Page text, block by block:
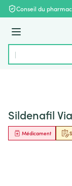
Aller au contenu
Conseil du
Menu
Rechercher
Sildenafil
Médicament